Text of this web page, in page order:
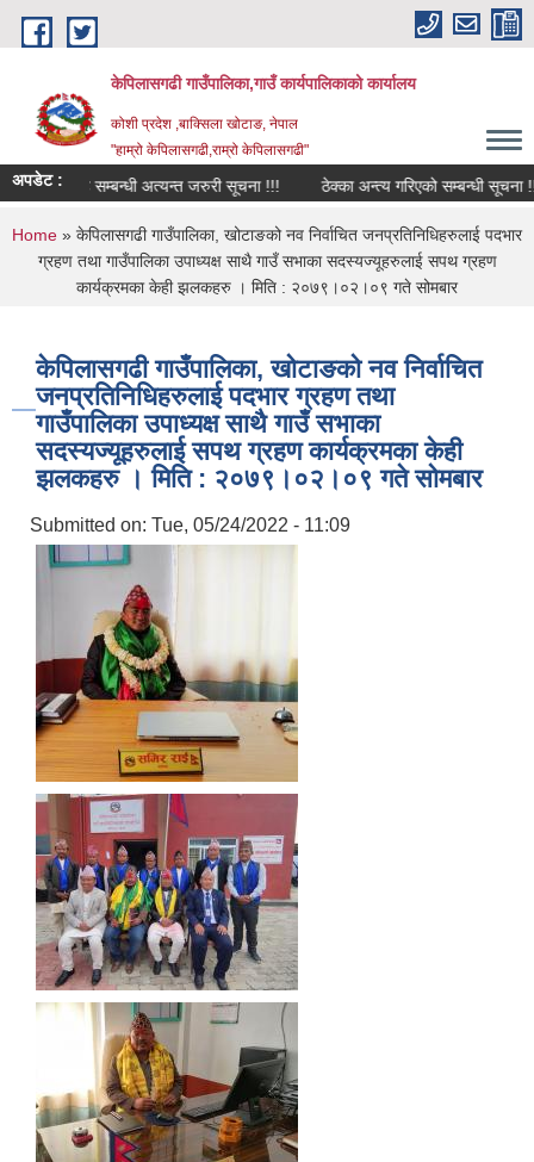
Skip to main content
केपिलासगढी गाउँपालिका,गाउँ कार्यपालिकाको कार्यालय
कोशी प्रदेश ,बाक्सिला खोटाङ, नेपाल
"हाम्रो केपिलासगढी,राम्रो केपिलासगढी"
अपडेट :
प्रवाह सम्बन्धी अत्यन्त जरुरी सूचना !!! ठेक्का अन्त्य गरिएको सम्बन्धी सूचना !!!
You are here
Home » केपिलासगढी गाउँपालिका, खोटाङको नव निर्वाचित जनप्रतिनिधिहरुलाई पदभार
ग्रहण तथा गाउँपालिका उपाध्यक्ष साथै गाउँ सभाका सदस्यज्यूहरुलाई सपथ ग्रहण
कार्यक्रमका केही झलकहरु । मिति : २०७९।०२।०९ गते सोमबार
केपिलासगढी गाउँपालिका, खोटाङको नव निर्वाचित
जनप्रतिनिधिहरुलाई पदभार ग्रहण तथा
गाउँपालिका उपाध्यक्ष साथै गाउँ सभाका
सदस्यज्यूहरुलाई सपथ ग्रहण कार्यक्रमका केही
झलकहरु । मिति : २०७९।०२।०९ गते सोमबार
Submitted on: Tue, 05/24/2022 - 11:09